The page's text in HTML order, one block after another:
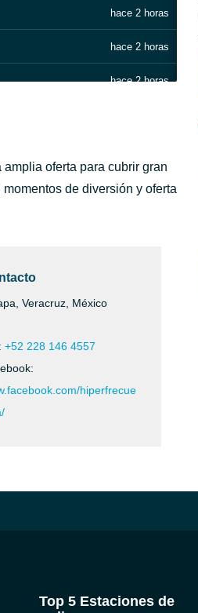
hace 2 horas
hace 2 horas
hace 2 horas
hace 3 horas
Guetta
oferta para cubrir gran
de diversión y oferta
Veracruz, México
+52 228 146 4557
hiperfrecue
Top 5 Estaciones de